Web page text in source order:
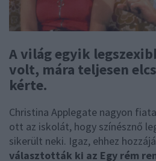
A világ egyik
volt, mára teljesen
kérte.
Christina Applegate nagyon
ott az iskolát, hogy színésznő
sikerült neki. Igaz, ehhez
választották ki az Egy rém